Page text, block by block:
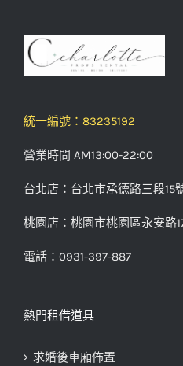
統一編號：83235192
營業時間 AM13:00-22:00
台北店：台北市承德路三段15
桃園店：桃園市桃園區永安路
電話：0931-397-887
熱門租借道具
求婚後車廂佈置